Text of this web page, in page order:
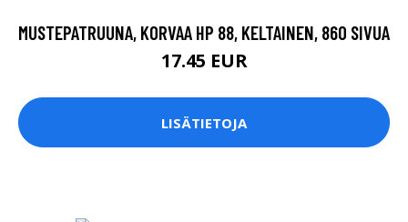
MUSTEPATRUUNA, KORVAA HP 88, KELTAINEN, 860 SIVUA
17.45 EUR
LISÄTIETOJA